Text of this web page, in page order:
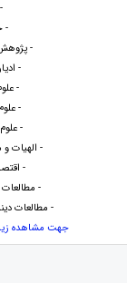
-
-
-
-
-
-
- الهیات
-
-
- مطالعات
جهت مشاهده